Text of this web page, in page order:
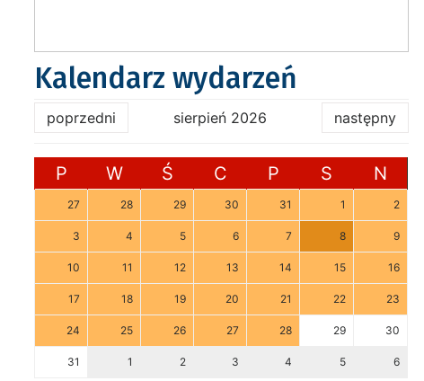
Kalendarz wydarzeń
poprzedni sierpień 2026 następny
P W Ś C P S N
27 28 29 30 31 1 2
3 4 5 6 7 8 9
10 11 12 13 14 15 16
17 18 19 20 21 22 23
24 25 26 27 28 29 30
31 1 2 3 4 5 6